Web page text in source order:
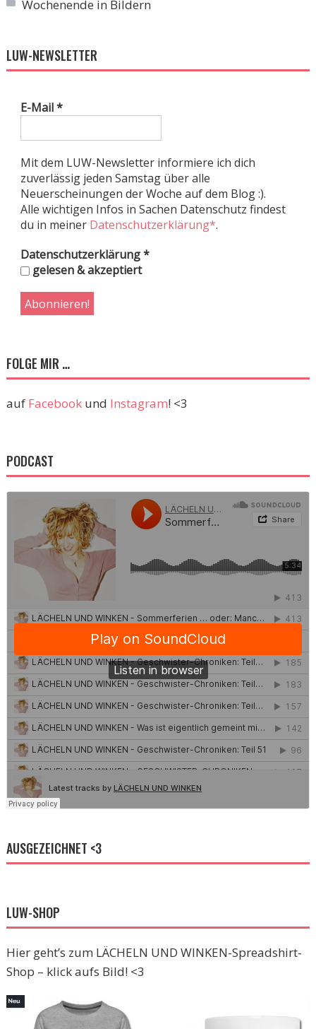
Wochenende in Bildern
LUW-NEWSLETTER
E-Mail*
Mit dem LUW-Newsletter informiere ich dich
zuverlässig jeden Samstag über alle
Neuerscheinungen der Woche auf dem Blog :).
Alle wichtigen Infos in Sachen Datenschutz findest
du in meiner Datenschutzerklärung*.
Datenschutzerklärung*
gelesen & akzeptiert
FOLGE MIR …
auf Facebookund Instagram! <3
PODCAST
AUSGEZEICHNET <3
LUW-SHOP
Hier geht’s zum LÄCHELN UND WINKEN-Spreadshirt-
Shop – klick aufs Bild! <3